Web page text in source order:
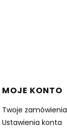
MOJE KONTO
Twoje zamówienia
Ustawienia konta